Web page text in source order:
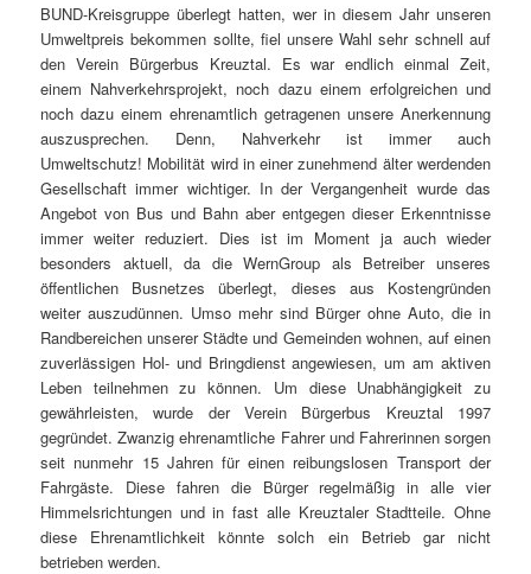
BUND-Kreisgruppe überlegt hatten, wer in diesem Jahr unseren
Umweltpreis bekommen sollte, fiel unsere Wahl sehr schnell auf
den Verein Bürgerbus Kreuztal. Es war endlich einmal Zeit,
einem Nahverkehrsprojekt, noch dazu einem erfolgreichen und
noch dazu einem ehrenamtlich getragenen unsere Anerkennung
auszusprechen. Denn, Nahverkehr ist immer auch
Umweltschutz! Mobilität wird in einer zunehmend älter werdenden
Gesellschaft immer wichtiger. In der Vergangenheit wurde das
Angebot von Bus und Bahn aber entgegen dieser Erkenntnisse
immer weiter reduziert. Dies ist im Moment ja auch wieder
besonders aktuell, da die WernGroup als Betreiber unseres
öffentlichen Busnetzes überlegt, dieses aus Kostengründen
weiter auszudünnen. Umso mehr sind Bürger ohne Auto, die in
Randbereichen unserer Städte und Gemeinden wohnen, auf einen
zuverlässigen Hol- und Bringdienst angewiesen, um am aktiven
Leben teilnehmen zu können. Um diese Unabhängigkeit zu
gewährleisten, wurde der Verein Bürgerbus Kreuztal 1997
gegründet. Zwanzig ehrenamtliche Fahrer und Fahrerinnen sorgen
seit nunmehr 15 Jahren für einen reibungslosen Transport der
Fahrgäste. Diese fahren die Bürger regelmäßig in alle vier
Himmelsrichtungen und in fast alle Kreuztaler Stadtteile. Ohne
diese Ehrenamtlichkeit könnte solch ein Betrieb gar nicht
betrieben werden.